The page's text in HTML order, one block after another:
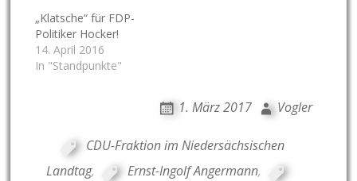
„Klatsche“ für FDP-
Politiker Hocker!
14. April 2016
In "Standpunkte"
1. März 2017 Vogler
CDU-Fraktion im Niedersächsischen
Landtag, Ernst-Ingolf Angermann,